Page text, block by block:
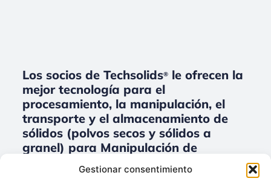
Gestionar consentimiento
Los socios de Techsolids®le ofrecen la
mejor tecnología para el
procesamiento, la manipulación, el
transporte y el almacenamiento de
sólidos (polvos secos y sólidos a
granel) para Manipulación de
grandes cantidades de productos